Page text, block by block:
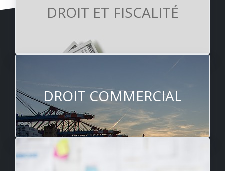
DROIT ET FISCALITÉ
DROIT COMMERCIAL